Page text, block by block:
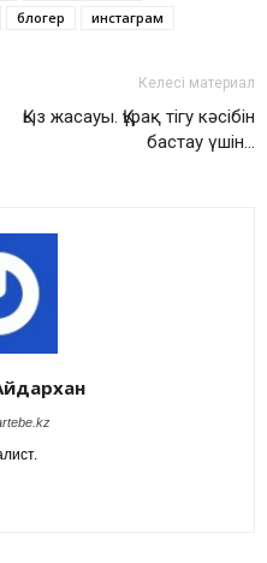
блогер инстаграм
Келесі материал
Қыз жасауы. Құрақ тігу кәсібін
бастау үшін…